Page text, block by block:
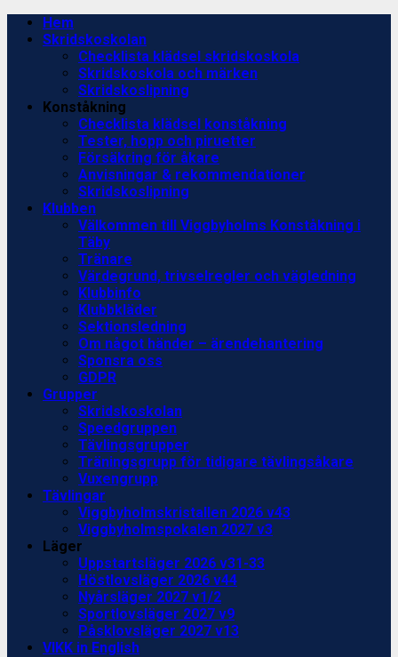
Skip
Primary
Menu
Hem
Skridskoskolan
Checklista klädsel skridskoskola
Skridskoskola och märken
Skridskoslipning
Konståkning
Checklista klädsel konståkning
Tester, hopp och piruetter
Försäkring för åkare
Anvisningar & rekommendationer
Skridskoslipning
Klubben
Välkommen till Viggbyholms Konståkning i
Täby
Tränare
Värdegrund, trivselregler och vägledning
Klubbinfo
Klubbkläder
Sektionsledning
Om något händer – ärendehantering
Sponsra oss
GDPR
Grupper
Skridskoskolan
Speedgruppen
Tävlingsgrupper
Träningsgrupp för tidigare tävlingsåkare
Vuxengrupp
Tävlingar
Viggbyholmskristallen 2026 v43
Viggbyholmspokalen 2027 v3
Läger
Uppstartsläger 2026 v31-33
Höstlovsläger 2026 v44
Nyårsläger 2027 v1/2
Sportlovsläger 2027 v9
Påsklovsläger 2027 v13
VIKK in English